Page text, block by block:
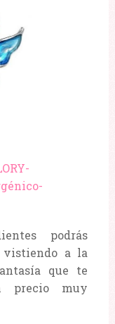
podrás
a la
que te
precio muy